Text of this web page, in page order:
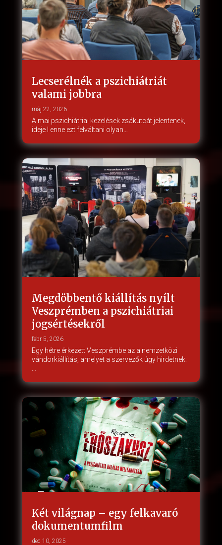
Lecserélnék a pszichiátriát
valami jobbra
máj 22, 2026
A mai pszichiátriai kezelések zsákutcát jelentenek,
ideje l enne ezt felváltani olyan…
Megdöbbentő kiállítás nyílt
Veszprémben a pszichiátriai
jogsértésekről
febr 5, 2026
Egy hétre érkezett Veszprémbe az a nemzetközi
vándorkiállítás, amelyet a szervezők úgy hirdetnek:
Két világnap – egy felkavaró
dokumentumfilm
dec 10, 2025